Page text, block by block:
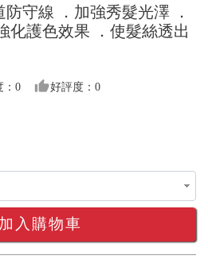
防守線 ．加強秀髮光澤 ．
化護色效果 ．使髮絲透出
：0 thumb_up好評度：0
加入購物車